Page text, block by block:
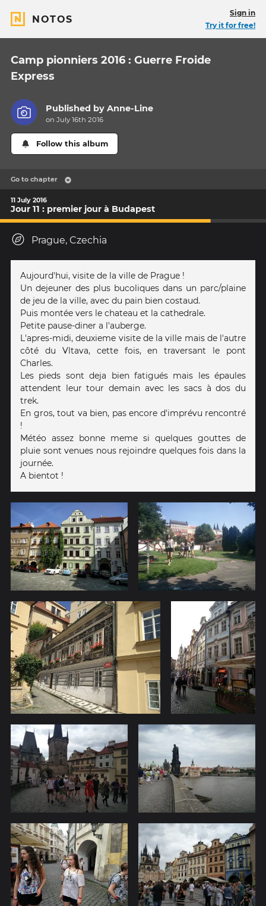
NOTOS
Sign in
Try it for free!
Camp pionniers 2016 : Guerre Froide
Express
Published byAnne-Line
on July 16th 2016
Follow this album
Go to chapter
11 July 2016
Jour 11 : premier jour à Budapest
Prague, Czechia
Aujourd'hui, visite de la ville de Prague !
Un dejeuner des plus bucoliques dans un parc/plaine
de jeu de la ville, avec du pain bien costaud.
Puis montée vers le chateau et la cathedrale.
Petite pause-diner a l'auberge.
L'apres-midi, deuxieme visite de la ville mais de l'autre
côté du Vltava, cette fois, en traversant le pont
Charles.
Les pieds sont deja bien fatigués mais les épaules
attendent leur tour demain avec les sacs à dos du
trek.
En gros, tout va bien, pas encore d'imprévu rencontré
!
Météo assez bonne meme si quelques gouttes de
pluie sont venues nous rejoindre quelques fois dans la
journée.
A bientot !